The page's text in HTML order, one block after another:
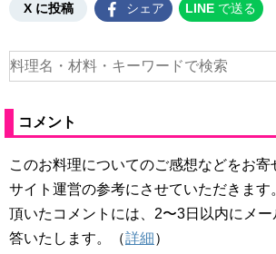
X に投稿 シェア LINE で送る
コメント
このお料理についてのご感想などをお寄
サイト運営の参考にさせていただきます
頂いたコメントには、2〜3日以内にメー
答いたします。（詳細 ）